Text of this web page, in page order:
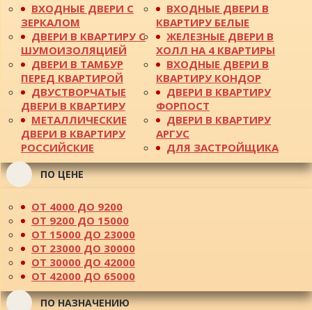
ВХОДНЫЕ ДВЕРИ С
ЗЕРКАЛОМ
ДВЕРИ В КВАРТИРУ С
ШУМОИЗОЛЯЦИЕЙ
ДВЕРИ В ТАМБУР
ПЕРЕД КВАРТИРОЙ
ДВУСТВОРЧАТЫЕ
ДВЕРИ В КВАРТИРУ
МЕТАЛЛИЧЕСКИЕ
ДВЕРИ В КВАРТИРУ
РОССИЙСКИЕ
ВХОДНЫЕ ДВЕРИ В
КВАРТИРУ БЕЛЫЕ
ЖЕЛЕЗНЫЕ ДВЕРИ В
ХОЛЛ НА 4 КВАРТИРЫ
ВХОДНЫЕ ДВЕРИ В
КВАРТИРУ КОНДОР
ДВЕРИ В КВАРТИРУ
ФОРПОСТ
ДВЕРИ В КВАРТИРУ
АРГУС
ДЛЯ ЗАСТРОЙЩИКА
ПО ЦЕНЕ
ОТ 4000 ДО 9200
ОТ 9200 ДО 15000
ОТ 15000 ДО 23000
ОТ 23000 ДО 30000
ОТ 30000 ДО 42000
ОТ 42000 ДО 65000
ПО НАЗНАЧЕНИЮ